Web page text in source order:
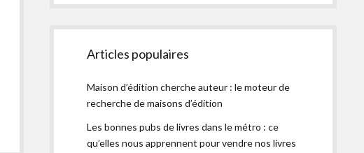
Articles populaires
Maison d’édition cherche auteur : le moteur de
recherche de maisons d’édition
Les bonnes pubs de livres dans le métro : ce
qu’elles nous apprennent pour vendre nos livres